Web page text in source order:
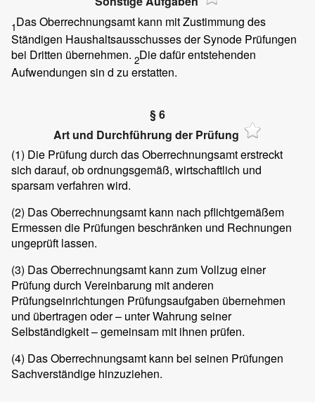
1Das Oberrechnungsamt kann mit Zustimmung des
Ständigen Haushaltsausschusses der Synode Prüfungen
bei Dritten übernehmen. 2Die dafür entstehenden
Aufwendungen sin d zu erstatten.
§ 6
Art und Durchführung der Prüfung
(1) Die Prüfung durch das Oberrechnungsamt erstreckt
sich darauf, ob ordnungsgemäß, wirtschaftlich und
sparsam verfahren wird.
(2) Das Oberrechnungsamt kann nach pflichtgemäßem
Ermessen die Prüfungen beschränken und Rechnungen
ungeprüft lassen.
(3) Das Oberrechnungsamt kann zum Vollzug einer
Prüfung durch Vereinbarung mit anderen
Prüfungseinrichtungen Prüfungsaufgaben übernehmen
und übertragen oder – unter Wahrung seiner
Selbständigkeit – gemeinsam mit ihnen prüfen.
(4) Das Oberrechnungsamt kann bei seinen Prüfungen
Sachverständige hinzuziehen.